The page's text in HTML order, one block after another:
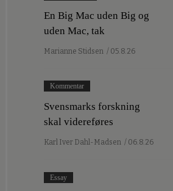
En Big Mac uden Big og
uden Mac, tak
Marianne Stidsen / 05.8.26
Kommentar
Svensmarks forskning
skal videreføres
Karl Iver Dahl-Madsen / 06.8.26
Essay